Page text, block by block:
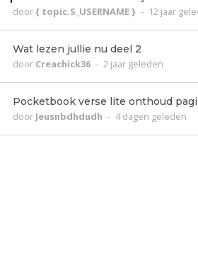
door{ topic.S_USERNAME } - 12 jaar
Wat lezen jullie nu deel 2
door Creachick36 - 2 jaar geleden
Pocketbook verse lite onthoud
door Jeusnbdhdudh - 4 dagen geleden